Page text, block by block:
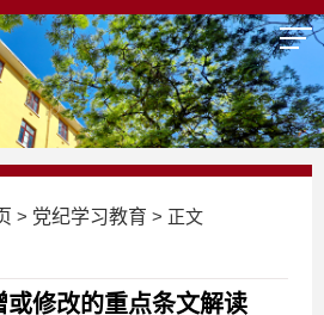
> 党纪学习教育 > 正文
或修改的重点条文解读